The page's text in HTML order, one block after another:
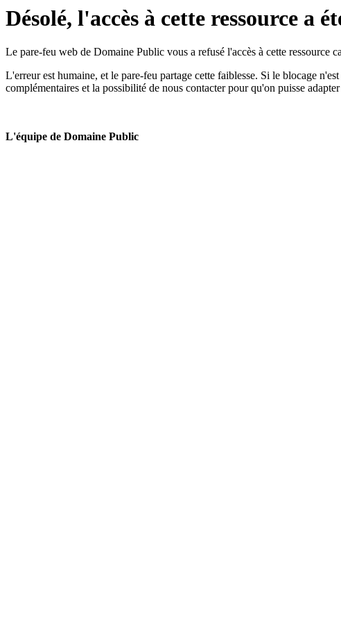
Désolé, l'accès à cette ressource a
Le pare-feu web de Domaine Public vous a refusé l'accès à cette ressource
L'erreur est humaine, et le pare-feu partage cette faiblesse. Si le blocage
complémentaires et la possibilité de nous contacter pour qu'on puisse
L'équipe de Domaine Public